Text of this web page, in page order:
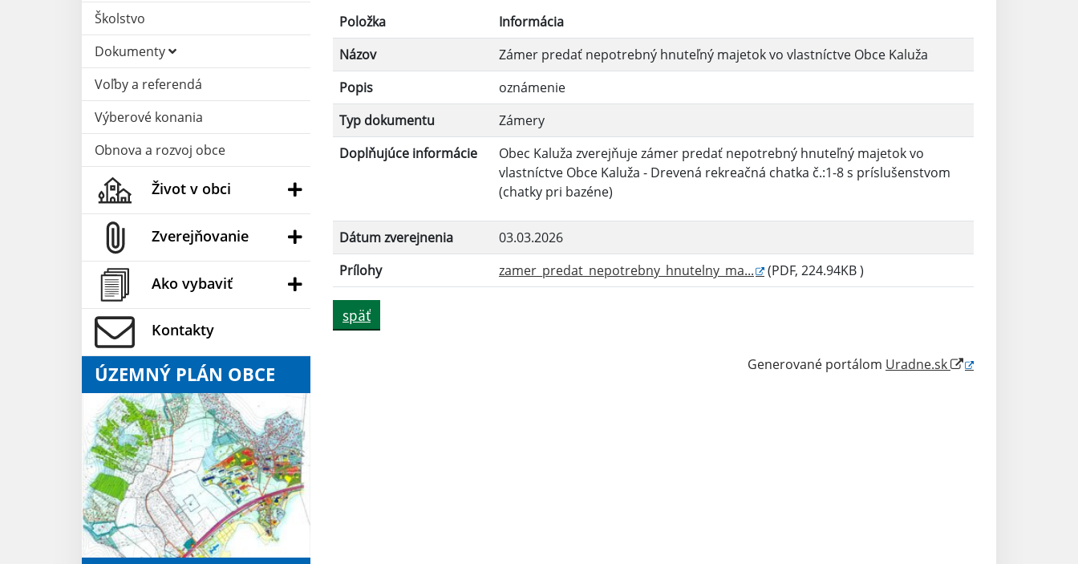
Školstvo
Dokumenty
Voľby a referendá
Výberové konania
Obnova a rozvoj obce
Život v obci
Zverejňovanie
Ako vybaviť
Kontakty
ÚZEMNÝ PLÁN OBCE
Filtrovať Reset
Položka
Informácia
Názov
Zámer predať nepotrebný hnuteľný majetok vo vlastníctve Obce Kaluža
Popis
oznámenie
Typ dokumentu
Zámery
Doplňujúce informácie
Obec Kaluža zverejňuje zámer predať nepotrebný hnuteľný majetok vo
vlastníctve Obce Kaluža - Drevená rekreačná chatka č.:1-8 s príslušenstvom
(chatky pri bazéne)
Dátum zverejnenia
03.03.2026
Prílohy
zamer_predat_nepotrebny_hnutelny_ma... (PDF, 224.94KB )
späť
Generované portálom Uradne.sk